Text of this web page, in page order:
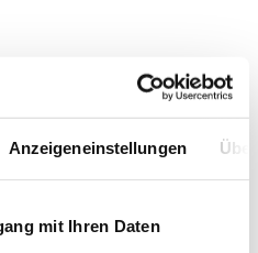
Anzeigeneinstellungen
mit Ihren Daten